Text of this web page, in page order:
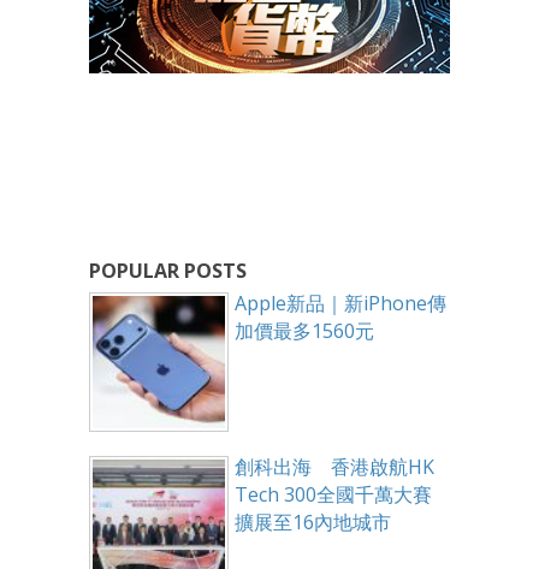
POPULAR POSTS
Apple新品｜新iPhone傳
加價最多1560元
創科出海 香港啟航HK
Tech 300全國千萬大賽
擴展至16內地城市